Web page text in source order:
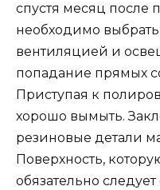
спустя месяц после
необходимо
вентиляцией и
попадание прямых
Приступая к
хорошо вымыть.
резиновые детали
Поверхность,
обязательно